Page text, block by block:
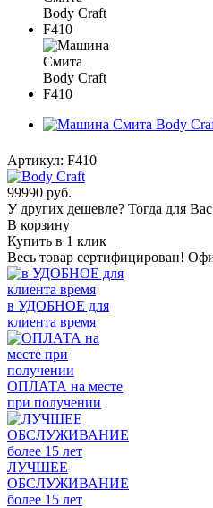
Артикул: F410
99990 руб.
У других дешевле? Тогда для
В корзину
Купить в 1 клик
Весь товар сертифицирован!
в УДОБНОЕ для
клиента время
ОПЛАТА на месте
при получении
ЛУЧШЕЕ
ОБСЛУЖИВАНИЕ
более 15 лет